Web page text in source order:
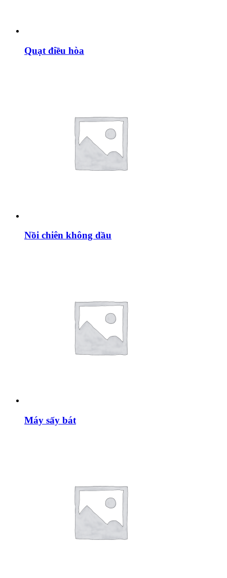
Quạt điều hòa
Nồi chiên không dầu
Máy sấy bát